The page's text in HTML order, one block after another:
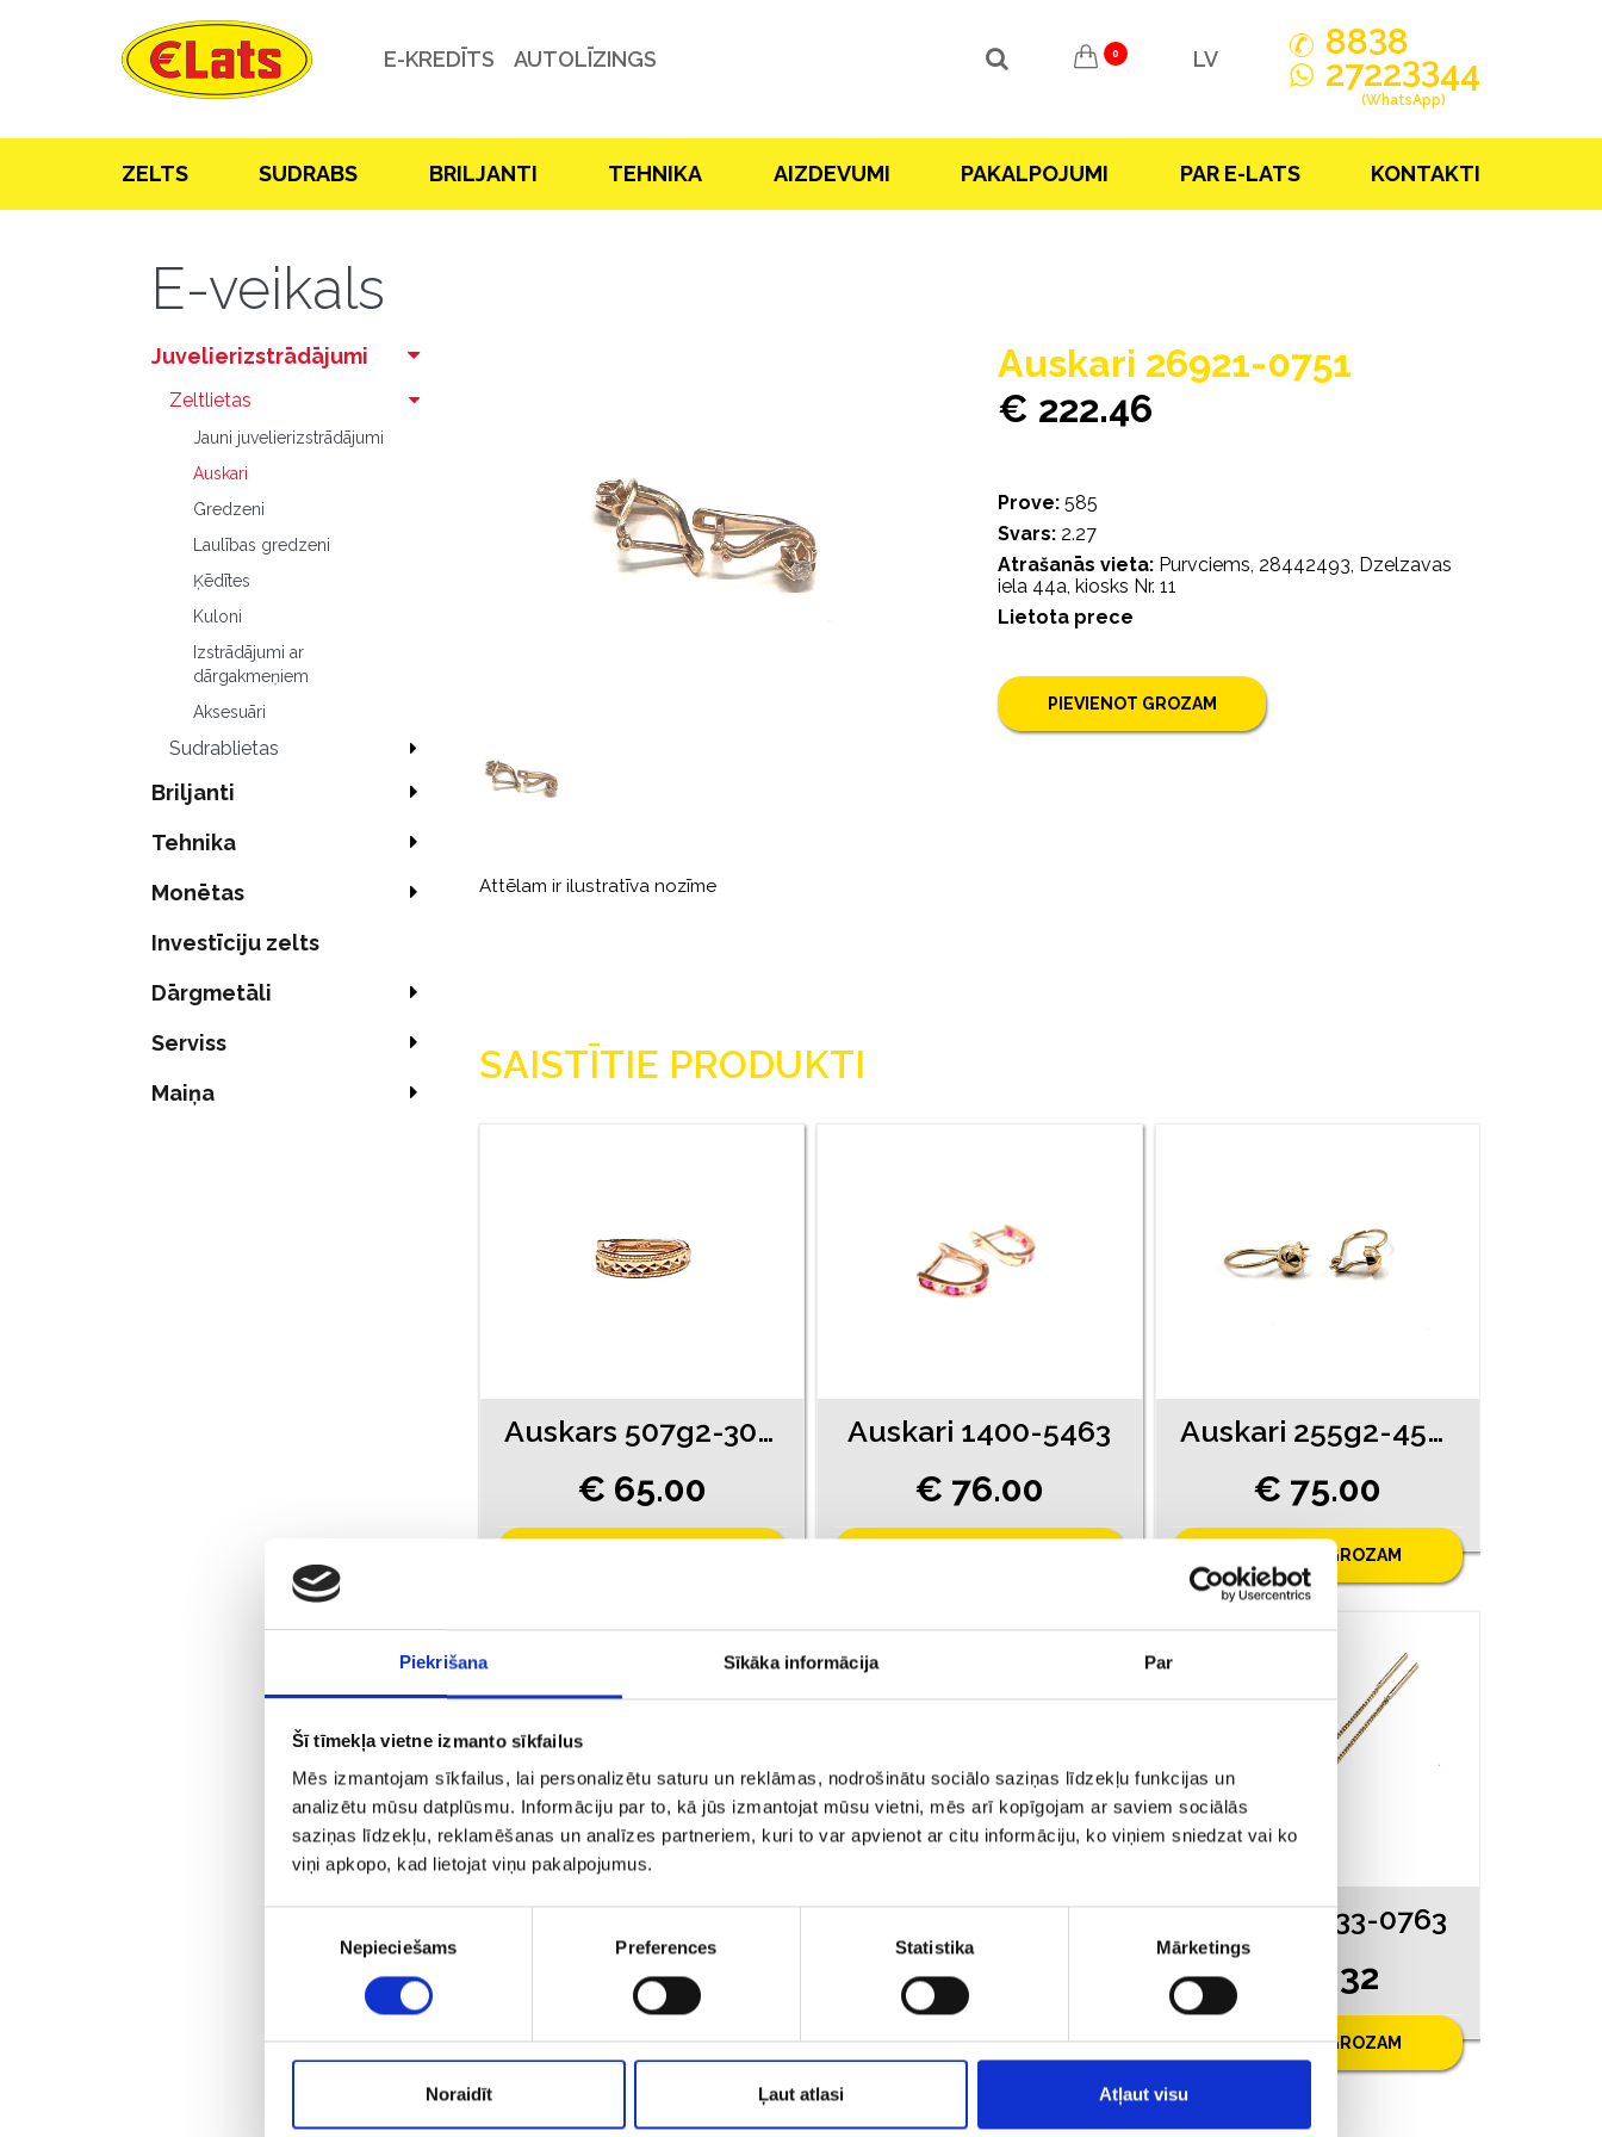
Piekrišana Sīkāka informācija Par
Šī tīmekļa vietne izmanto sīkfailus
Mēs izmantojam sīkfailus, lai personalizētu saturu un reklāmas, nodrošinātu sociālo saziņas līdzekļu funkcijas un
analizētu mūsu datplūsmu. Informāciju par to, kā jūs izmantojat mūsu vietni, mēs arī kopīgojam ar saviem sociālās
saziņas līdzekļu, reklamēšanas un analīzes partneriem, kuri to var apvienot ar citu informāciju, ko viņiem sniedzat vai ko
viņi apkopo, kad lietojat viņu pakalpojumus.
Nepieciešams Preferences Statistika Mārketings
Noraidīt Ļaut atlasi Atļaut visu
E-KREDĪTS AUTOLĪZINGS 0 LV 8838
27223344
(WhatsApp)
ZELTS SUDRABS BRILJANTI TEHNIKA AIZDEVUMI PAKALPOJUMI PAR E-LATS KONTAKTI
E-veikals
Juvelierizstrādājumi
Zeltlietas
Jauni juvelierizstrādājumi
Auskari
Gredzeni
Laulības gredzeni
Ķēdītes
Kuloni
Izstrādājumi ar
dārgakmeņiem
Aksesuāri
Sudrablietas
Briljanti
Tehnika
Monētas
Investīciju zelts
Dārgmetāli
Serviss
Maiņa
Attēlam ir ilustratīva nozīme
Auskari 26921-0751
€ 222.46
Prove: 585
Svars: 2.27
Atrašanās vieta: Purvciems, 28442493, Dzelzavas
iela 44a, kiosks Nr. 11
Lietota prece
PIEVIENOT GROZAM
SAISTĪTIE PRODUKTI
Auskars 507g2-3051
€ 65.00
Auskari 1400-5463
€ 76.00
Auskari 255g2-4561
€ 75.00
PIEVIENOT GROZAM
Auskari 1632-3463
€ 50.00
PIEVIENOT GROZAM
Auskars 2443-3463
€ 47.00
PIEVIENOT GROZAM
Auskari 4533-0763
€ 82.32
PIEVIENOT GROZAM